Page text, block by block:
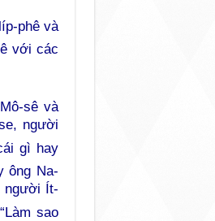
phê và
với các
sê và
người
gì hay
ông Na-
người Ít-
sao